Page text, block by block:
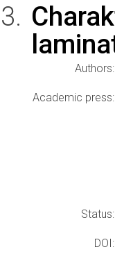
Authors:
Academic press:
Status:
DOI: